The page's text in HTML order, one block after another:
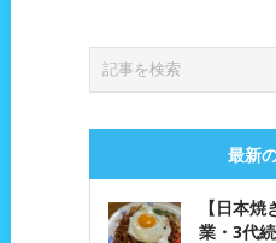
最新
【日本
業・3代